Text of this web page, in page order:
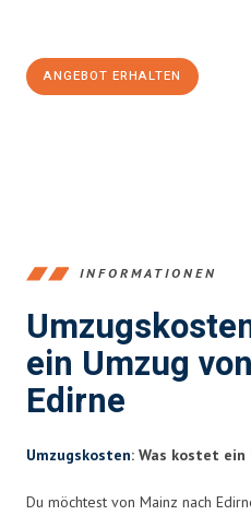
ANGEBOT ERHALTEN
INFORMATIONEN
ein Umzug
Edirne
Umzugskosten: Was kostet ein
Du möchtest von Mainz nach